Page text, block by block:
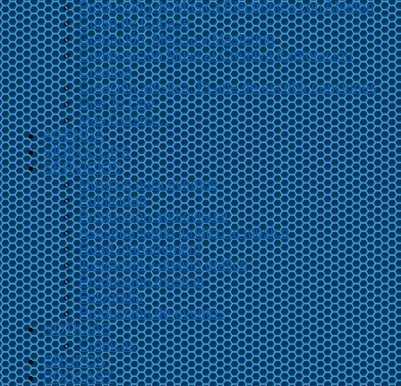
Producción de Música Electrónica con Ableton
Curso de Cubase
Grabación, Mezcla y Mastering
Composición Musical Creativa Exploración
Creativa
Creación artística. El arte de escribir canciones
One To One
Más Cursos…
AGENDA
VIDEOCLIPS
SERVICIOS
Músicos para eventos
Publicidad
Producción audiovisual
Asesoramiento jurídico al músico
Road management
Ilustración y diseño gráfico
Producción musical
Fotografía
Producción de eventos
NOTICIAS
Crónicas
GRUPOS
PODCAST